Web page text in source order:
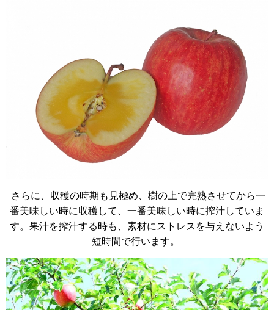
さらに、収穫の時期も見極め、樹の上で完熟させてから一
番美味しい時に収穫して、一番美味しい時に搾汁していま
す。果汁を搾汁する時も、素材にストレスを与えないよう
短時間で行います。